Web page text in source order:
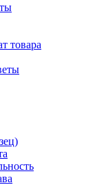
товара